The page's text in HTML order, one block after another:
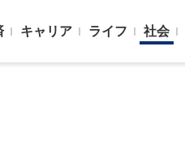
キャリア ライフ 社会